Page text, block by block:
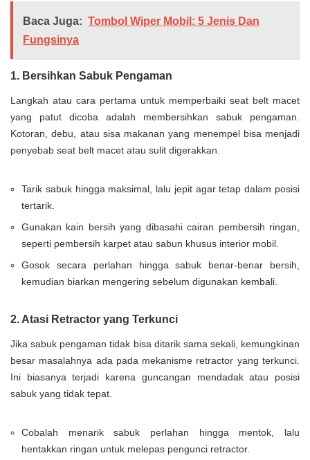
Baca Juga: Tombol Wiper Mobil: 5 Jenis Dan
Fungsinya
1. Bersihkan Sabuk Pengaman
Langkah atau cara pertama untuk memperbaiki seat belt macet
yang patut dicoba adalah membersihkan sabuk pengaman.
Kotoran, debu, atau sisa makanan yang menempel bisa menjadi
penyebab seat belt macet atau sulit digerakkan.
Tarik sabuk hingga maksimal, lalu jepit agar tetap dalam posisi
tertarik.
Gunakan kain bersih yang dibasahi cairan pembersih ringan,
seperti pembersih karpet atau sabun khusus interior mobil.
Gosok secara perlahan hingga sabuk benar-benar bersih,
kemudian biarkan mengering sebelum digunakan kembali.
2. Atasi Retractor yang Terkunci
Jika sabuk pengaman tidak bisa ditarik sama sekali, kemungkinan
besar masalahnya ada pada mekanisme retractor yang terkunci.
Ini biasanya terjadi karena guncangan mendadak atau posisi
sabuk yang tidak tepat.
Cobalah menarik sabuk perlahan hingga mentok, lalu
hentakkan ringan untuk melepas pengunci retractor.